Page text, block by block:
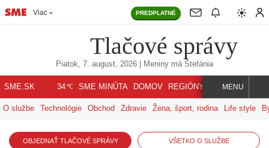
Viac PREDPLATNÉ
Tlačové správy
Piatok, 7. august, 2026 | Meniny má Štefánia
SME.SK 34℃ SME MINÚTA DOMOV REGIÓNY INDEX SVET
MENU
O službe Technológie Obchod Zdravie Žena, šport, rodina Life style
OBJEDNAŤ TLAČOVÉ SPRÁVY VŠETKO O SLUŽBE